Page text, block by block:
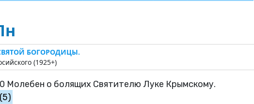
БОГОРОДИЦЫ.
(1925+)
Молебен о болящих Святителю Луке Крымскому.